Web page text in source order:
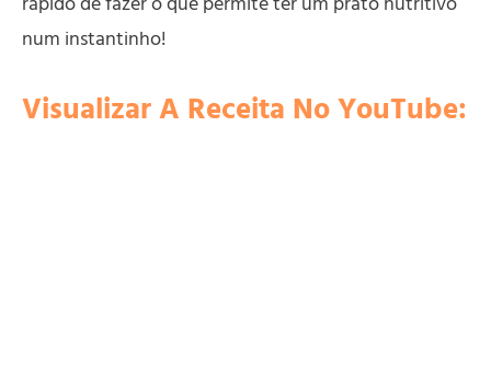
num instantinho!
Visualizar A Receita No YouTube: